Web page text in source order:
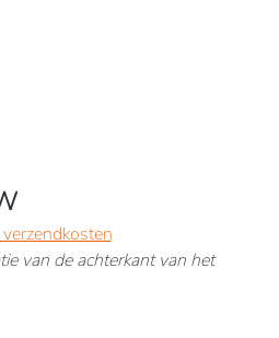
van de achterkant van het